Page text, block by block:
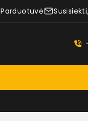
Parduotuvė Susisiekti